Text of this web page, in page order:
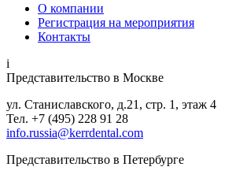
О компании
Регистрация на мероприятия
Контакты
i
Представительство в Москве
ул. Станиславского, д.21, стр. 1, этаж 4
Тел. +7 (495) 228 91 28
info.russia@kerrdental.com
Представительство в Петербурге